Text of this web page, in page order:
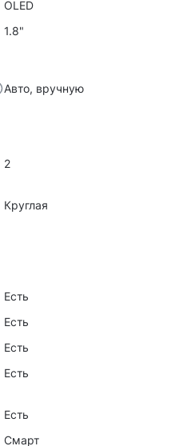
ОLED
1.8"
Авто, вручную
2
Круглая
Есть
Есть
Есть
Есть
Есть
Смарт